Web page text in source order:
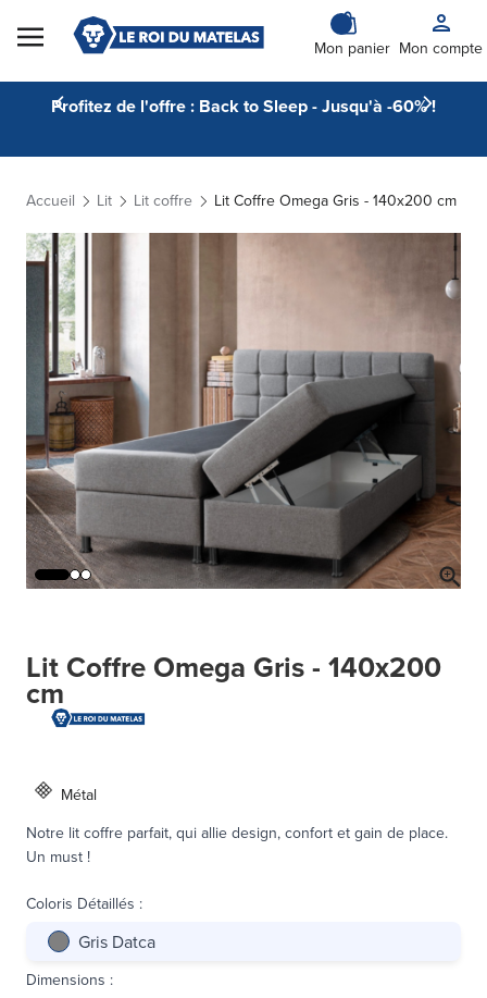
Skip to Content
Mon panier Mon compte
Profitez de l'offre : Back to Sleep - Jusqu'à -60% !
Accueil Lit Lit coffre Lit Coffre Omega Gris - 140x200 cm
Lit Coffre Omega Gris - 140x200
cm
Métal
Notre lit coffre parfait, qui allie design, confort et gain de place.
Un must !
Coloris Détaillés :
Gris Datca
Dimensions :